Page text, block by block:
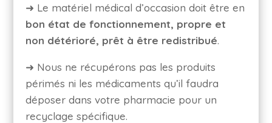
➜ Le matériel médical d’occasion doit être en
bon état de fonctionnement, propre et
non détérioré, prêt à être redistribué.
➜ Nous ne récupérons pas les produits
périmés ni les médicaments qu’il faudra
déposer dans votre pharmacie pour un
recyclage spécifique.